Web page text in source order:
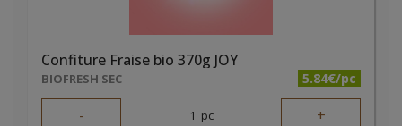
Confiture Fraise bio 370g JOY
BIOFRESH SEC 5.84€/pc
- 1 pc +